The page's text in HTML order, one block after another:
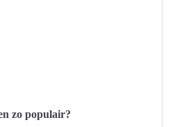
zo populair?